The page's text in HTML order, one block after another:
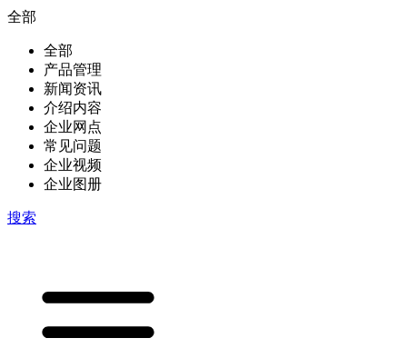
全部
全部
产品管理
新闻资讯
介绍内容
企业网点
常见问题
企业视频
企业图册
搜索